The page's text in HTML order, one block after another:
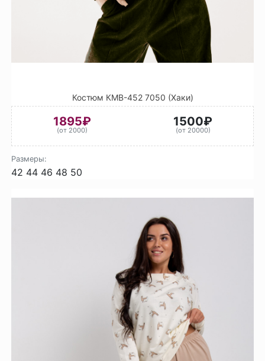
Костюм КМВ-452 7050 (Хаки)
1895₽
(от 2000)
1500₽
(от 20000)
Размеры:
42 44 46 48 50